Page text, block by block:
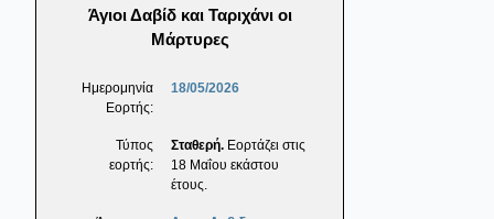
Άγιοι Δαβίδ και Ταριχάνι οι
Μάρτυρες
Ημερομηνία
Εορτής:
18/05/2026
Τύπος
εορτής:
Σταθερή. Εορτάζει στις
18 Μαΐου εκάστου
έτους.